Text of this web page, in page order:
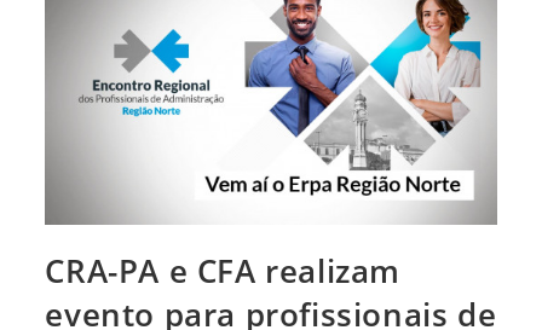
CRA-PA e CFA realizam
evento para profissionais de